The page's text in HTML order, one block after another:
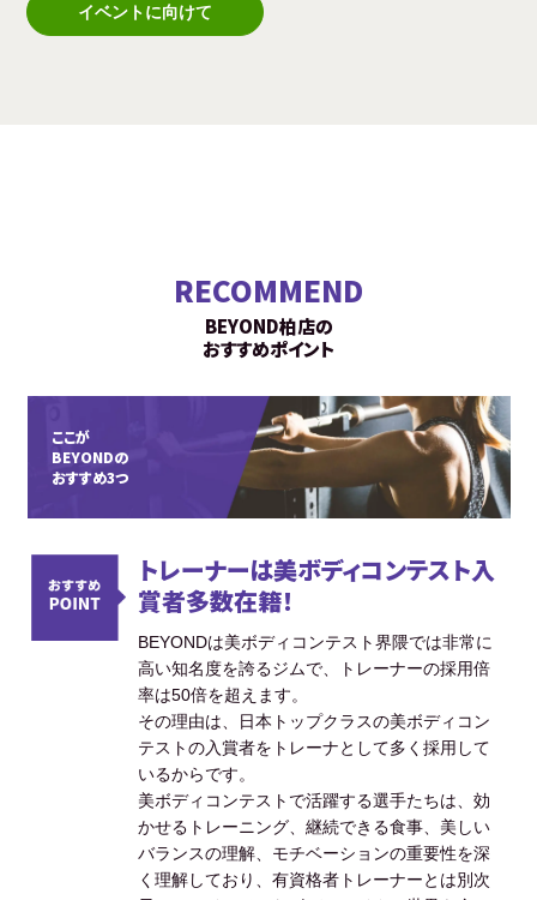
イベントに向けて
RECOMMEND
BEYOND柏店の
おすすめポイント
ここが
BEYONDの
おすすめ3つ
トレーナーは美ボディコンテスト入
賞者多数在籍！
BEYONDは美ボディコンテスト界隈では非常に
高い知名度を誇るジムで、トレーナーの採用倍
率は50倍を超えます。
その理由は、日本トップクラスの美ボディコン
テストの入賞者をトレーナとして多く採用して
いるからです。
美ボディコンテストで活躍する選手たちは、効
かせるトレーニング、継続できる食事、美しい
バランスの理解、モチベーションの重要性を深
く理解しており、有資格者トレーナーとは別次